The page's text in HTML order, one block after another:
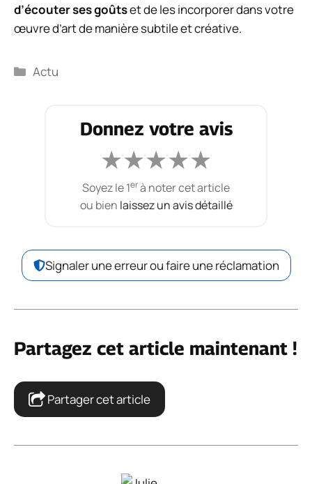
d’écouter ses goûtset de les incorporer dans votre
œuvre d’art de manière subtile et créative.
Catégories
Actu
Donnez votre avis
★★★★★
Soyez le 1erà noter cet article
ou bien laissez un avis détaillé
Signaler une erreur ou faire une réclamation
Partagez cet article maintenant !
Partager cet article